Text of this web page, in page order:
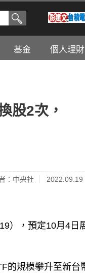
基金 個人理財
股2次，
：中央社 2022.09.19